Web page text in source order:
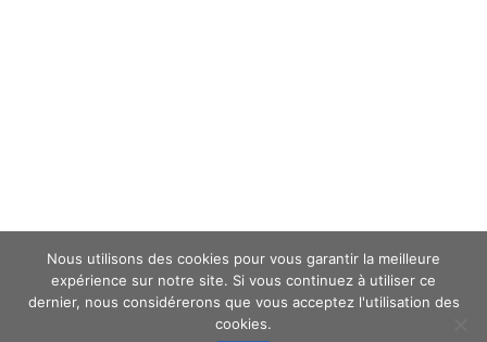
Nous utilisons des cookies pour vous garantir la meilleure
expérience sur notre site. Si vous continuez à utiliser ce
dernier, nous considérerons que vous acceptez l'utilisation des
cookies.